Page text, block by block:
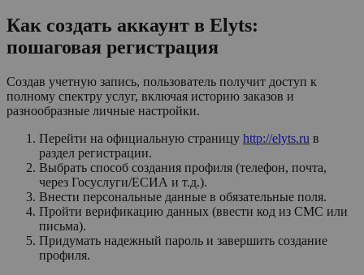
Как создать аккаунт в Elyts:
пошаговая регистрация
Создав учетную запись, пользователь получит доступ к
полному спектру услуг, включая историю заказов и
разнообразные личные настройки.
Перейти на официальную страницу http://elyts.ru в
раздел регистрации.
Выбрать способ создания профиля (телефон, почта,
через Госуслуги/ЕСИА и т.д.).
Внести персональные данные в обязательные поля.
Пройти верификацию данных (ввести код из СМС или
письма).
Придумать надежный пароль и завершить создание
профиля.